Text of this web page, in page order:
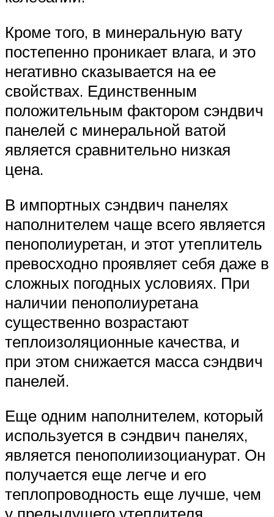
Кроме того, в минеральную вату
постепенно проникает влага, и это
негативно сказывается на ее
свойствах. Единственным
положительным фактором сэндвич
панелей с минеральной ватой
является сравнительно низкая
цена.
В импортных сэндвич панелях
наполнителем чаще всего является
пенополиуретан, и этот утеплитель
превосходно проявляет себя даже в
сложных погодных условиях. При
наличии пенополиуретана
существенно возрастают
теплоизоляционные качества, и
при этом снижается масса сэндвич
панелей.
Еще одним наполнителем, который
используется в сэндвич панелях,
является пенополиизоцианурат. Он
получается еще легче и его
теплопроводность еще лучше, чем